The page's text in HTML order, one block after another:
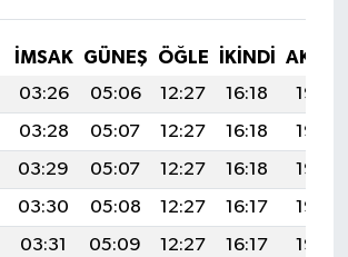
İMSAK GÜNEŞ ÖĞLE İKINDI
03:26 05:06 12:27 16:18
19:38
03:28 05:07 12:27 16:18
19:38
03:29 05:07 12:27 16:18
19:37
03:30 05:08 12:27 16:17
19:36
03:31 05:09 12:27 16:17
19:35